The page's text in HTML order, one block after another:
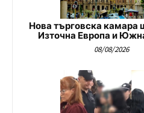
Нова търговска камара
Източна Европа и
08/08/2026